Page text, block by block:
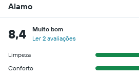
Y
exibindo
preço
barato
do
Alamo
8,4
Muito bom
Ler 2 avaliações
Limpeza
Conforto